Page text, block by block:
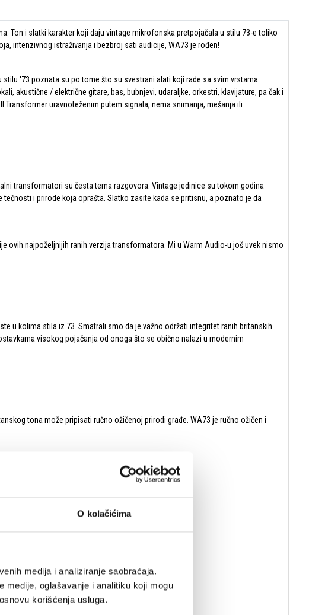
O kolačićima
medija i analiziranje saobraćaja.
medije, oglašavanje i analitiku koji mogu
korišćenja usluga.
Ton i slatki karakter koji daju vintage mikrofonska pretpojačala u stilu 73-e toliko
intenzivnog istraživanja i bezbroj sati audicije, WA73 je rođen!
'73 poznata su po tome što su svestrani alati koji rade sa svim vrstama
akustične / električne gitare, bas, bubnjevi, udaraljke, orkestri, klavijature, pa čak i
uravnoteženim putem signala, nema snimanja, mešanja ili
transformatori su česta tema razgovora. Vintage jedinice su tokom godina
i prirode koja oprašta. Slatko zasite kada se pritisnu, a poznato je da
ovih najpoželjnijih ranih verzija transformatora. Mi u Warm Audio-u još uvek nismo
u kolima stila iz 73. Smatrali smo da je važno održati integritet ranih britanskih
visokog pojačanja od onoga što se obično nalazi u modernim
tona može pripisati ručno ožičenoj prirodi građe. WA73 je ručno ožičen i